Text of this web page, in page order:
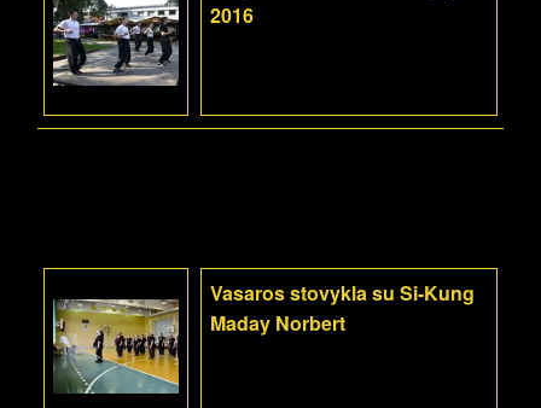
2016
Vasaros stovykla su Si-Kung
Maday Norbert